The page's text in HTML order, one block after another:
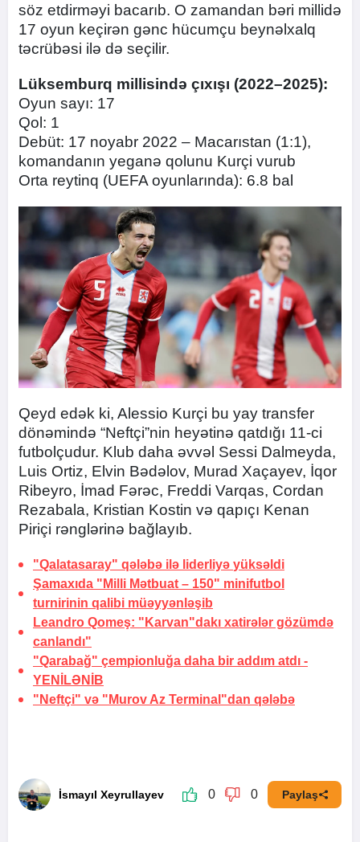
söz etdirməyi bacarıb. O zamandan bəri millidə
17 oyun keçirən gənc hücumçu beynəlxalq
təcrübəsi ilə də seçilir.
Lüksemburq millisində çıxışı (2022–2025):
Oyun sayı: 17
Qol: 1
Debüt: 17 noyabr 2022 – Macarıstan (1:1),
komandanın yeganə qolunu Kurçi vurub
Orta reytinq (UEFA oyunlarında): 6.8 bal
Qeyd edək ki, Alessio Kurçi bu yay transfer
dönəmində “Neftçi”nin heyətinə qatdığı 11-ci
futbolçudur. Klub daha əvvəl Sessi Dalmeyda,
Luis Ortiz, Elvin Bədəlov, Murad Xaçayev, İqor
Ribeyro, İmad Fərəc, Freddi Varqas, Cordan
Rezabala, Kristian Kostin və qapıçı Kenan
Piriçi rənglərinə bağlayıb.
"Qalatasaray" qələbə ilə liderliyə yüksəldi
Şamaxıda "Milli Mətbuat – 150" minifutbol
turnirinin qalibi müəyyənləşib
Leandro Qomeş: "Karvan"dakı xatirələr gözümdə
canlandı"
"Qarabağ" çempionluğa daha bir addım atdı -
YENİLƏNİB
"Neftçi" və "Murov Az Terminal"dan qələbə
İsmayıl Xeyrullayev 0 0 Paylaş